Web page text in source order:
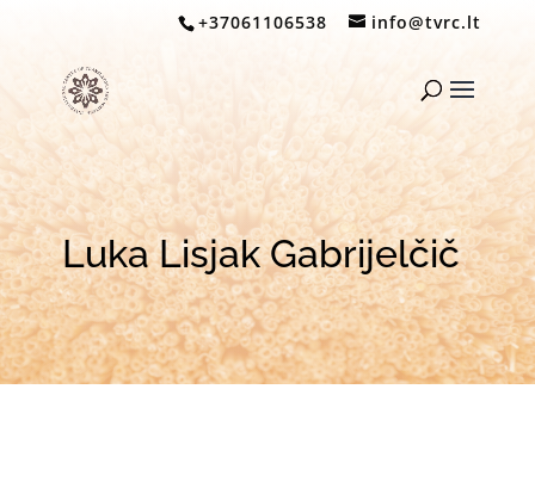
+37061106538 info@tvrc.lt
Luka Lisjak Gabrijelčič